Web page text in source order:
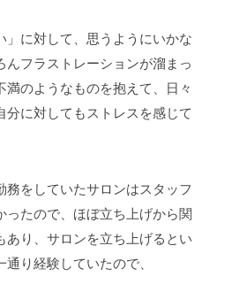
」に対して、思うようにいかな
んフラストレーションが溜まっ
満のようなものを抱えて、日々
分に対してもストレスを感じて
務をしていたサロンはスタッフ
ったので、ほぼ立ち上げから関
あり、サロンを立ち上げるとい
通り経験していたので、